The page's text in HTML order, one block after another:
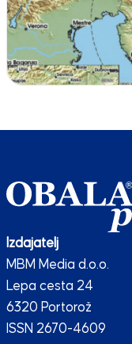
Izdajatelj
MBM Media d.o.o.
Lepa cesta 24
6320 Portorož
ISSN 2670-4609